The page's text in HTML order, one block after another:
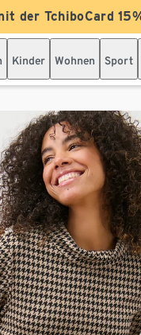
der TchiboCard
Kinder Wohnen Sport